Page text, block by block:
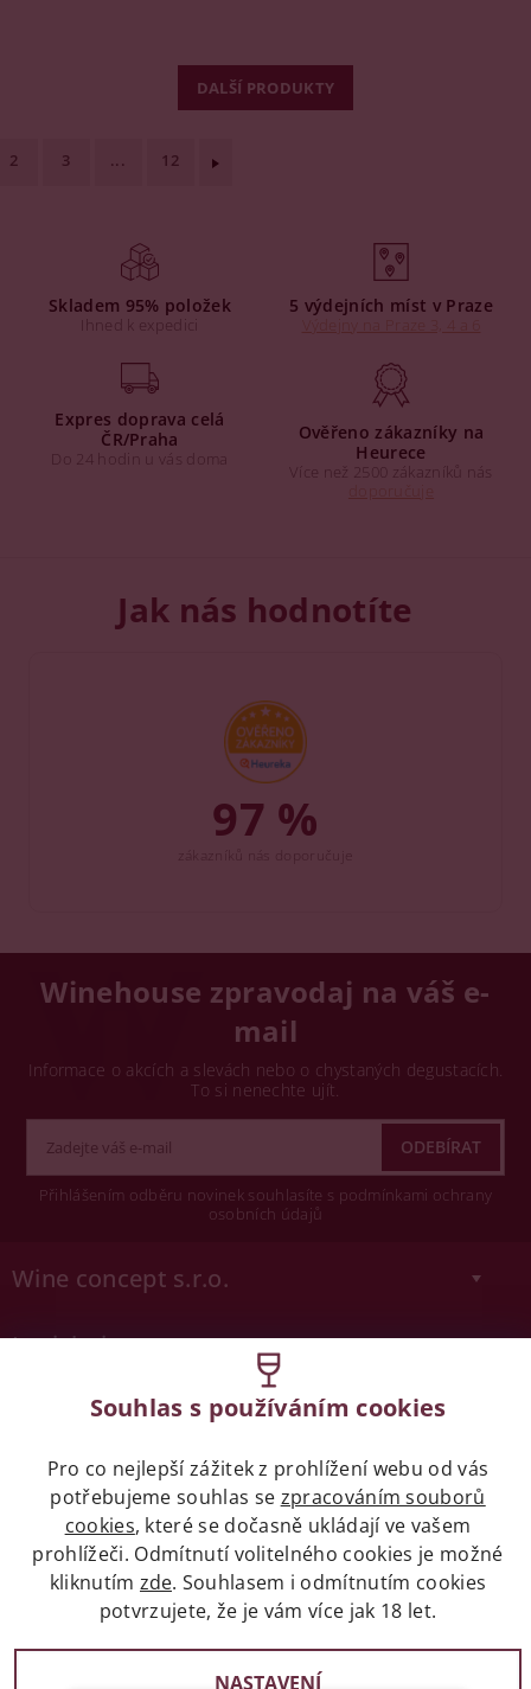
DALŠÍ PRODUKTY
2 3 ... 12
Skladem 95% položek
Ihned k expedici
5 výdejních míst v Praze
Expres doprava celá
ČR/Praha
Do 24 hodin u vás doma
Ověřeno zákazníky na
Heurece
Více než 2500 zákazníků nás
Jak nás hodnotíte
97 %
Winehouse zpravodaj na váš e-
mail
Informace o akcích a slevách nebo o chystaných degustacích.
To si nenechte ujít.
Přihlášením odběru novinek souhlasíte s podmínkami ochrany
osobních údajů
Wine concept s.r.o.
Legislativa
Zákaz prodeje alkoholických nápojů osobám
mladších 18 let.
Naše služby
Vše o nákupu
2017 - 2026 © winehouse.cz, všechna práva vyhrazena
Souhlas s používáním cookies
Pro co nejlepší zážitek z prohlížení webu od vás
potřebujeme souhlas se zpracováním souborů
cookies, které se dočasně ukládají ve vašem
prohlížeči. Odmítnutí volitelného cookies je možné
kliknutím zde. Souhlasem i odmítnutím cookies
potvrzujete, že je vám více jak 18 let.
NASTAVENÍ